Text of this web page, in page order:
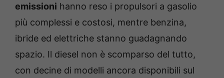
emissioni hanno reso i propulsori a gasolio
più complessi e costosi, mentre benzina,
ibride ed elettriche stanno guadagnando
spazio. Il diesel non è scomparso del tutto,
con decine di modelli ancora disponibili sul